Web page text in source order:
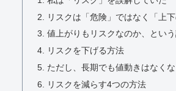
リスクは「危険」ではなく「上
値上がりもリスクなのか、とい
リスクを下げる方法
ただし、長期でも値動きはなく
リスクを減らす4つの方法